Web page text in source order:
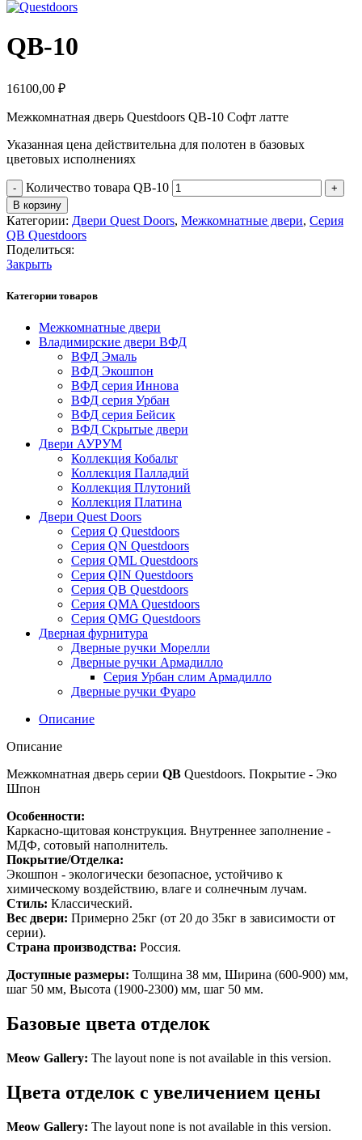
QB-10
16100,00 ₽
Межкомнатная дверь Questdoors QB-10 Софт латте
Указанная цена действительна для полотен в базовых
цветовых исполнениях
Количество товара QB-10
В корзину
Категории: Двери Quest Doors, Межкомнатные двери, Серия
QB Questdoors
Поделиться:
Закрыть
Категории товаров
Межкомнатные двери
Владимирские двери ВФД
ВФД Эмаль
ВФД Экошпон
ВФД серия Иннова
ВФД серия Урбан
ВФД серия Бейсик
ВФД Скрытые двери
Двери АУРУМ
Коллекция Кобальт
Коллекция Палладий
Коллекция Плутоний
Коллекция Платина
Двери Quest Doors
Серия Q Questdoors
Серия QN Questdoors
Серия QML Questdoors
Серия QIN Questdoors
Серия QB Questdoors
Серия QMA Questdoors
Серия QMG Questdoors
Дверная фурнитура
Дверные ручки Морелли
Дверные ручки Армадилло
Серия Урбан слим Армадилло
Дверные ручки Фуаро
Описание
Описание
Межкомнатная дверь серии QB Questdoors. Покрытие - Эко
Шпон
Особенности:
Каркасно-щитовая конструкция. Внутреннее заполнение -
МДФ, сотовый наполнитель.
Покрытие/Отделка:
Экошпон - экологически безопасное, устойчиво к
химическому воздействию, влаге и солнечным лучам.
Стиль: Классический.
Вес двери: Примерно 25кг (от 20 до 35кг в зависимости от
серии).
Страна производства: Россия.
Доступные размеры: Толщина 38 мм, Ширина (600-900) мм,
шаг 50 мм, Высота (1900-2300) мм, шаг 50 мм.
Базовые цвета отделок
Meow Gallery: The layout none is not available in this version.
Цвета отделок с увеличением цены
Meow Gallery: The layout none is not available in this version.